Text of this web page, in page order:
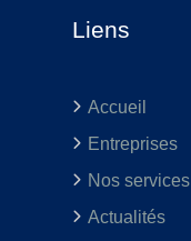
Liens
Accueil
Entreprises
Nos services
Actualités